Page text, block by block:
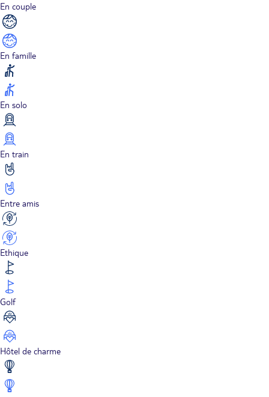
En couple
En famille
En solo
En train
Entre amis
Ethique
Golf
Hôtel de charme